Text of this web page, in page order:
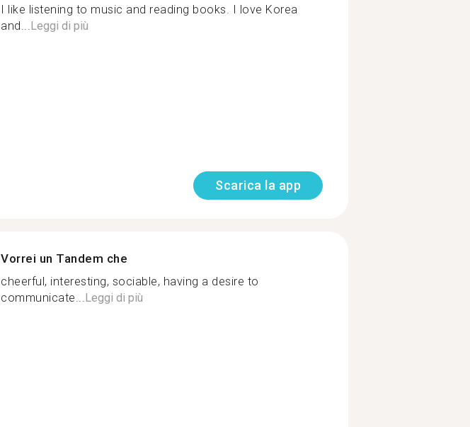
I like listening to music and reading books. I love Korea
and...Leggi di più
Scarica la app
Vorrei un Tandem che
cheerful, interesting, sociable, having a desire to
communicate...Leggi di più